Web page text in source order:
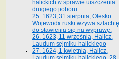
halickich w sprawie uiszczenia
drugiego poboru
25. 1623, 31 sierpnia, Olesko.
Wojewoda ruski wzywa szlachtę
do stawienia się na wyprawę.
26. 1623, 11 września, Halicz.
Laudum sejmiku halickiego
27. 1624, 1 kwietnia, Halicz.
Laudum sejmiku halickiego. 28.